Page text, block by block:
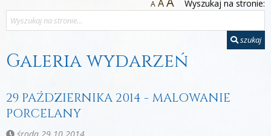
A A Wyszukaj na stronie:
szukaj
Galeria wydarzeń
29 PAŹDZIERNIKA 2014 - MALOWANIE
PORCELANY
środa 29.10.2014